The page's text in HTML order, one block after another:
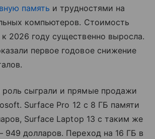
память и трудностями на
компьютеров. Стоимость
2026 году существенно выросла.
первое годовое снижение
сыграли и прямые продажи
Surface Pro 12 с 8 ГБ памяти
Surface Laptop 13 с таким же
долларов. Переход на 16 ГБ в